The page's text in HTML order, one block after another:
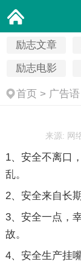
励志文章
励志电影
首页 > 广告语
来源: 网
1、安全不离口
乱。
2、安全来自长
3、安全一点，
故。
4、安全生产挂